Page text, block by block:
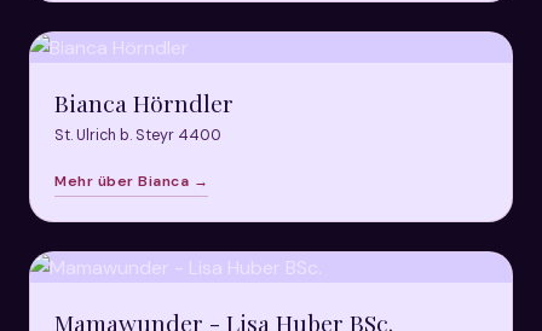
Bianca Hörndler
St. Ulrich b. Steyr 4400
Mehr über Bianca →
Mamawunder - Lisa Huber BSc.